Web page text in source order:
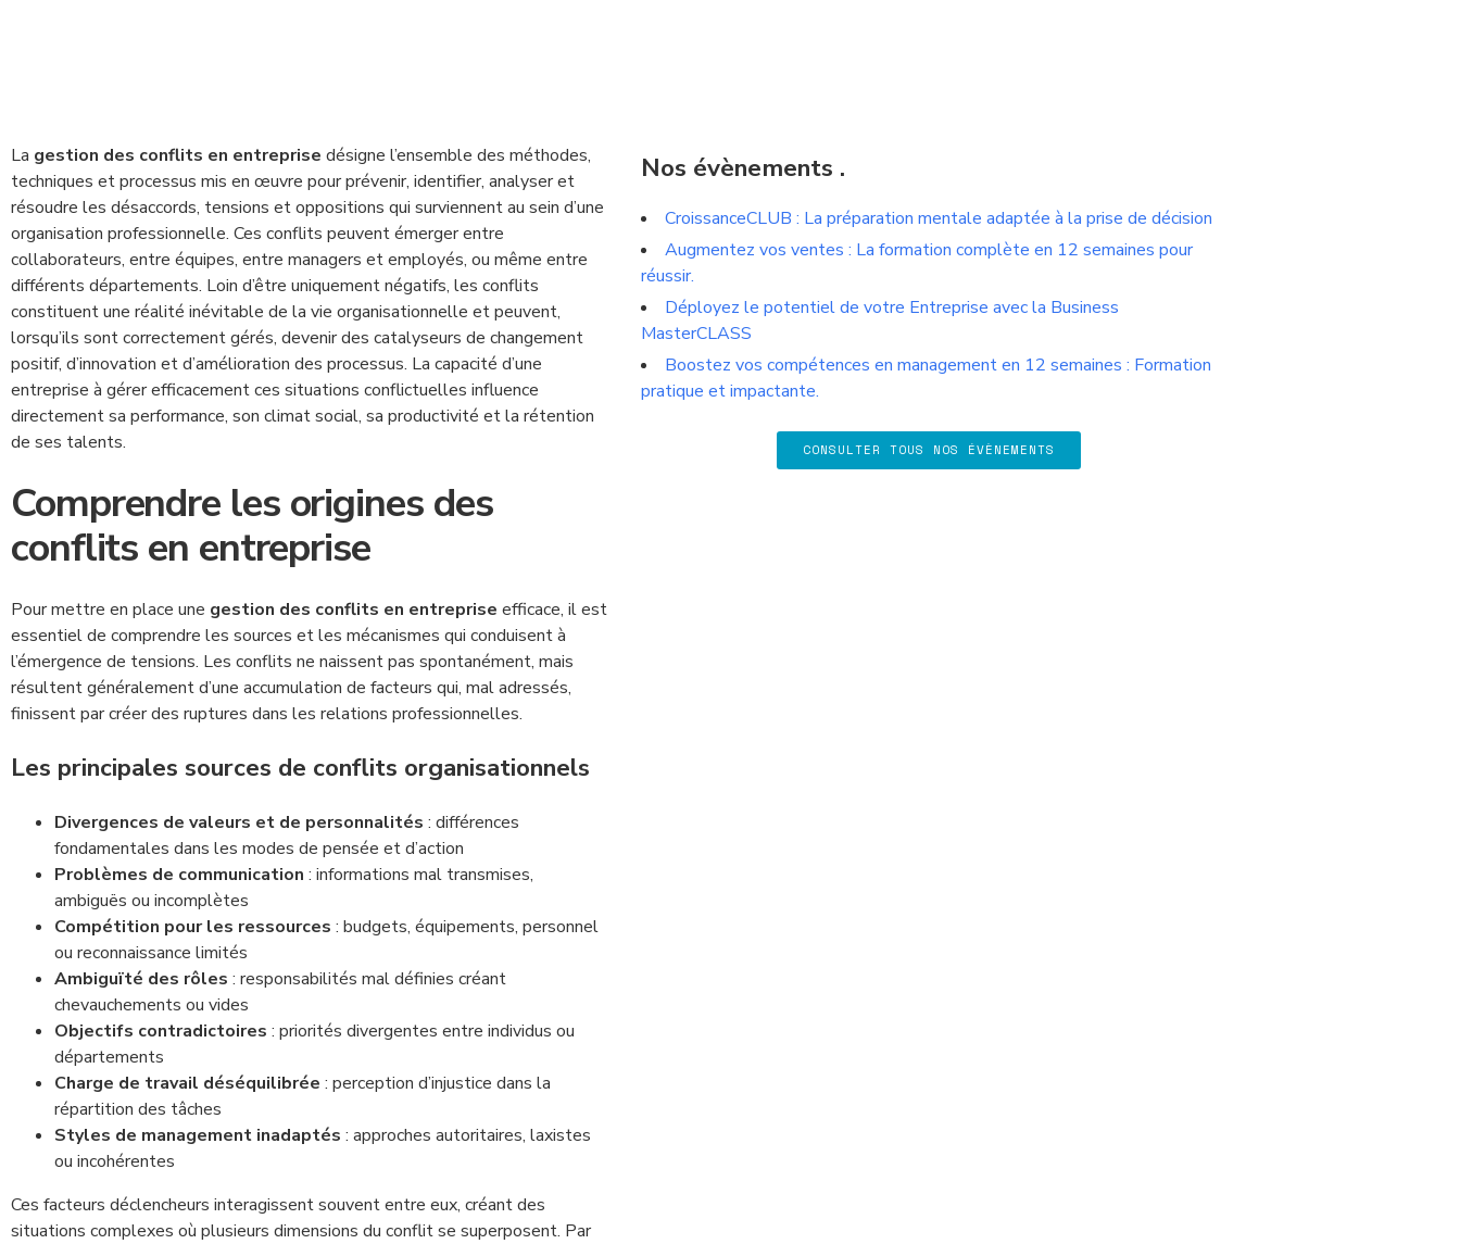
La gestion des conflits en entreprise désigne l’ensemble des méthodes,
techniques et processus mis en œuvre pour prévenir, identifier, analyser et
résoudre les désaccords, tensions et oppositions qui surviennent au sein d’une
organisation professionnelle. Ces conflits peuvent émerger entre
collaborateurs, entre équipes, entre managers et employés, ou même entre
différents départements. Loin d’être uniquement négatifs, les conflits
constituent une réalité inévitable de la vie organisationnelle et peuvent,
lorsqu’ils sont correctement gérés, devenir des catalyseurs de changement
positif, d’innovation et d’amélioration des processus. La capacité d’une
entreprise à gérer efficacement ces situations conflictuelles influence
directement sa performance, son climat social, sa productivité et la rétention
de ses talents.
Comprendre les origines des
conflits en entreprise
Pour mettre en place une gestion des conflits en entreprise efficace, il est
essentiel de comprendre les sources et les mécanismes qui conduisent à
l’émergence de tensions. Les conflits ne naissent pas spontanément, mais
résultent généralement d’une accumulation de facteurs qui, mal adressés,
finissent par créer des ruptures dans les relations professionnelles.
Les principales sources de conflits organisationnels
Divergences de valeurs et de personnalités : différences
fondamentales dans les modes de pensée et d’action
Problèmes de communication : informations mal transmises,
ambiguës ou incomplètes
Compétition pour les ressources : budgets, équipements, personnel
ou reconnaissance limités
Ambiguïté des rôles : responsabilités mal définies créant
chevauchements ou vides
Objectifs contradictoires : priorités divergentes entre individus ou
départements
Charge de travail déséquilibrée : perception d’injustice dans la
répartition des tâches
Styles de management inadaptés : approches autoritaires, laxistes
ou incohérentes
Ces facteurs déclencheurs interagissent souvent entre eux, créant des
situations complexes où plusieurs dimensions du conflit se superposent. Par
Nos évènements .
CroissanceCLUB : La préparation mentale adaptée à la prise de décision
Augmentez vos ventes : La formation complète en 12 semaines pour
réussir.
Déployez le potentiel de votre Entreprise avec la Business
MasterCLASS
Boostez vos compétences en management en 12 semaines : Formation
pratique et impactante.
CONSULTER TOUS NOS ÉVÈNEMENTS